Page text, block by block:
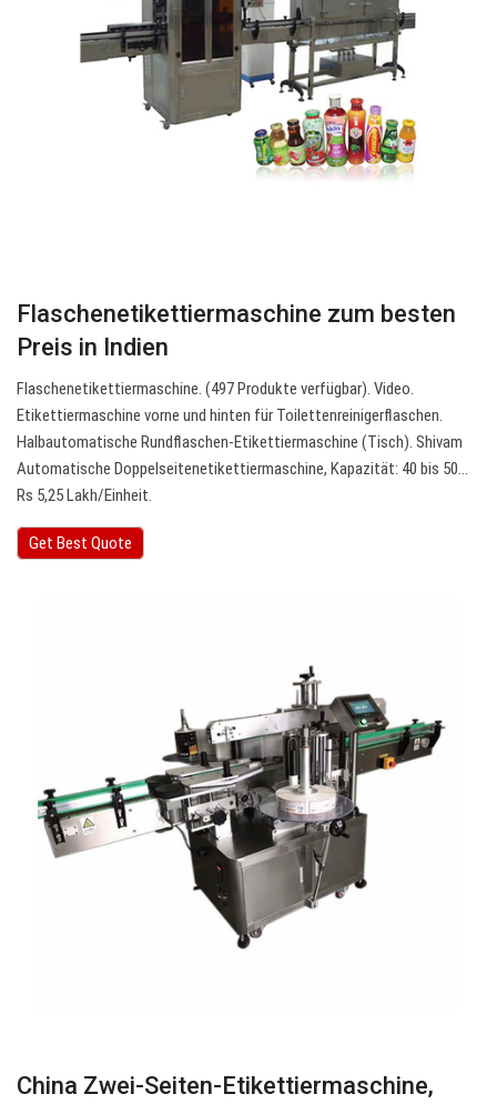
Flaschenetikettiermaschine zum besten
Preis in Indien
Flaschenetikettiermaschine. (497 Produkte verfügbar). Video.
Etikettiermaschine vorne und hinten für Toilettenreinigerflaschen.
Halbautomatische Rundflaschen-Etikettiermaschine (Tisch). Shivam
Automatische Doppelseitenetikettiermaschine, Kapazität: 40 bis 50…
Rs 5,25 Lakh/Einheit.
Get Best Quote
China Zwei-Seiten-Etikettiermaschine,